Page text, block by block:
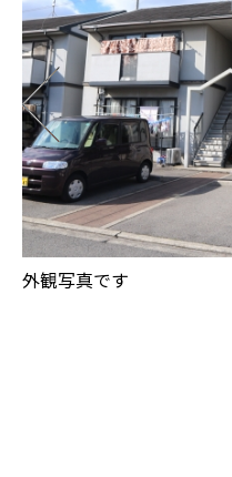
外観写真です